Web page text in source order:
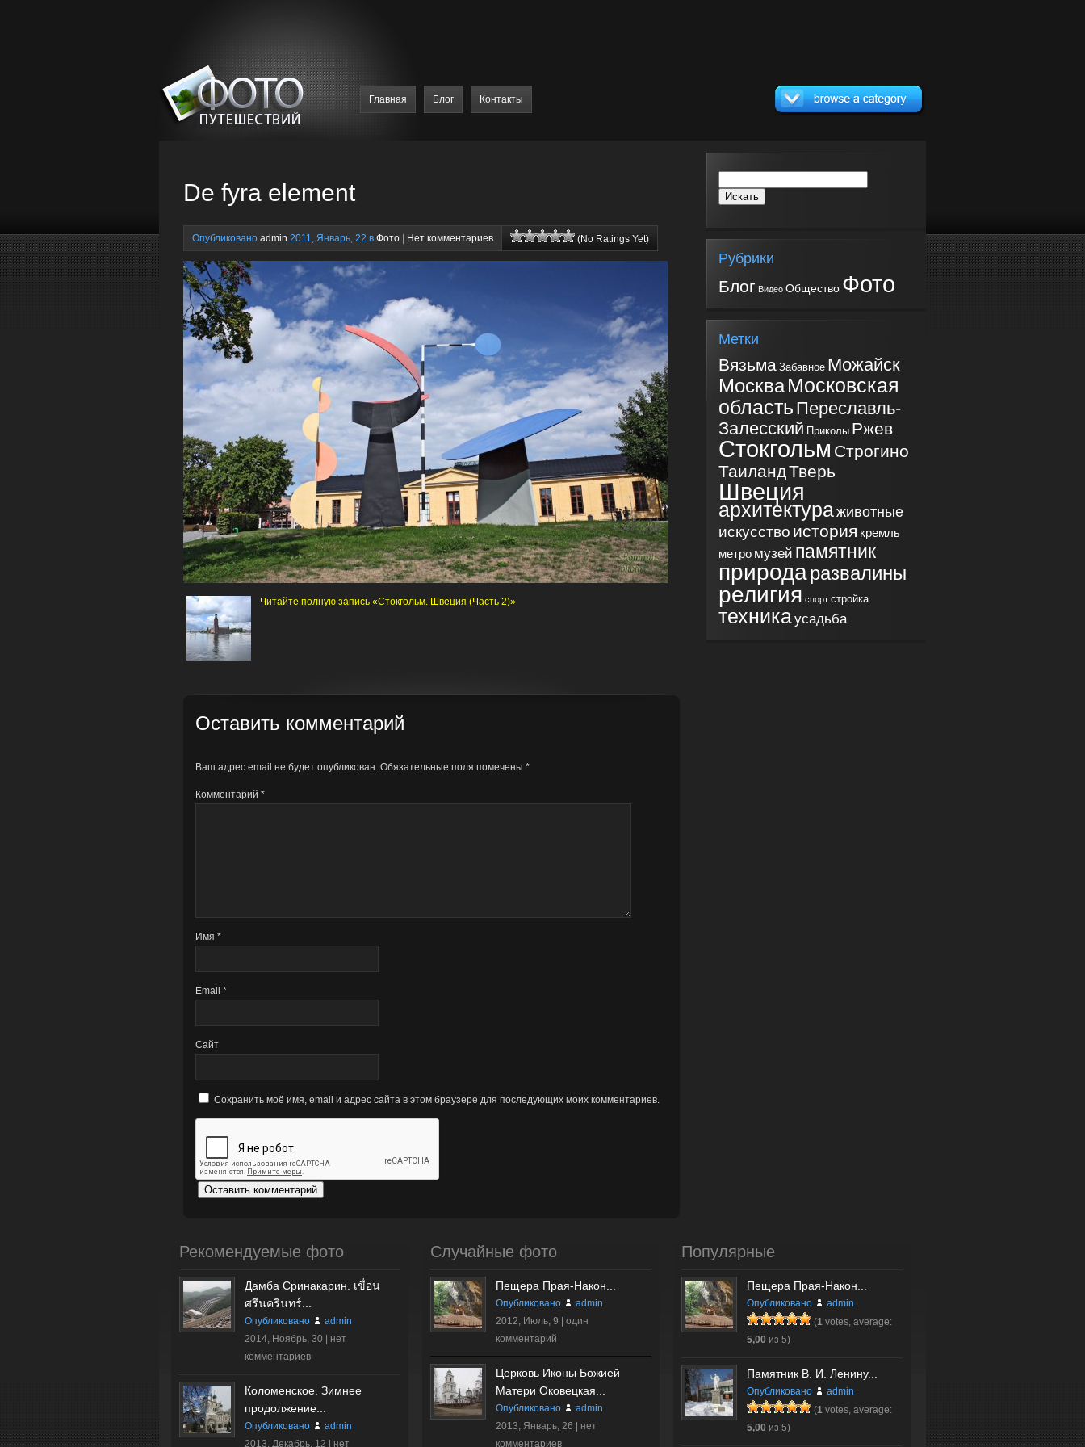
Главная Блог Контакты
De fyra element
Опубликовано admin 2011, Январь, 22 в Фото Нет комментариев (No Ratings Yet)
Читайте полную запись «Стокгольм. Швеция (Часть 2)»
Оставить комментарий
Ваш адрес email не будет опубликован. Обязательные поля помечены *
Комментарий *
Имя *
Email *
Сайт
Сохранить моё имя, email и адрес сайта в этом браузере для последующих моих комментариев.
Рубрики
Блог Видео Общество Фото
Метки
Вязьма Забавное Можайск
МоскваМосковская
область Переславль-
Залесский Приколы Ржев
Стокгольм Строгино
ТаиландТверь
Швеция
архитектураживотные
искусство история кремль
метро музей памятник
природаразвалины
религия спорт стройка
техникаусадьба
Рекомендуемые фото
Дамба Сринакарин. เขื่อน
ศรีนครินทร์...
Опубликовано
admin
2014, Ноябрь, 30 | нет
комментариев
Коломенское. Зимнее
продолжение...
Опубликовано
admin
2013, Декабрь, 12 | нет
Случайные фото
Пещера Прая-Након...
Опубликовано
admin
2012, Июль, 9 | один
комментарий
Церковь Иконы Божией
Матери Оковецкая...
Опубликовано
admin
2013, Январь, 26 | нет
комментариев
Популярные
Пещера Прая-Након...
Опубликовано
admin
(1 votes, average:
5,00 из 5)
Памятник В. И. Ленину...
Опубликовано
admin
(1 votes, average:
5,00 из 5)